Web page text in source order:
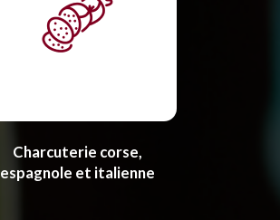
Charcuterie corse,
espagnole et italienne